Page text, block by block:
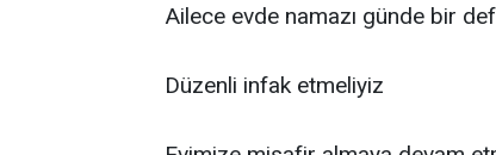
Ailece evde namazı günde bir
Düzenli infak etmeliyiz